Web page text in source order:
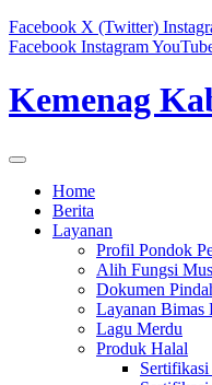
Facebook X (Twitter)
Facebook Instagram
Kemenag
Home
Berita
Layanan
Profil Pondok
Alih Fungsi
Dokumen
Layanan Bimas
Lagu Merdu
Produk Halal